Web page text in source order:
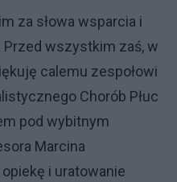
za słowa wsparcia i
Przed wszystkim zaś, w
calemu zespołowi
Chorób Płuc
pod wybitnym
Marcina
i uratowanie